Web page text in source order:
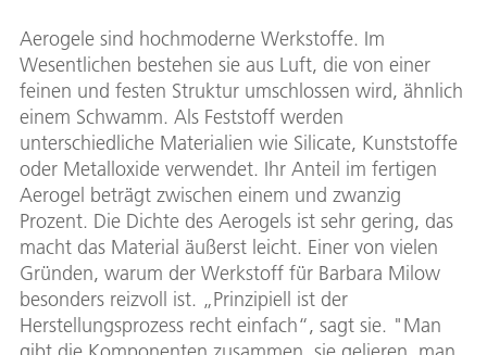
Aerogele sind hochmoderne Werkstoffe. Im
Wesentlichen bestehen sie aus Luft, die von einer
feinen und festen Struktur umschlossen wird, ähnlich
einem Schwamm. Als Feststoff werden
unterschiedliche Materialien wie Silicate, Kunststoffe
oder Metalloxide verwendet. Ihr Anteil im fertigen
Aerogel beträgt zwischen einem und zwanzig
Prozent. Die Dichte des Aerogels ist sehr gering, das
macht das Material äußerst leicht. Einer von vielen
Gründen, warum der Werkstoff für Barbara Milow
besonders reizvoll ist. „Prinzipiell ist der
Herstellungsprozess recht einfach“, sagt sie. "Man